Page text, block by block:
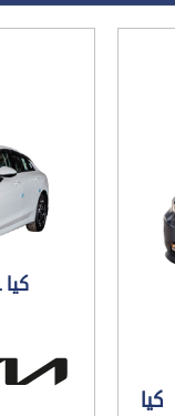
كيا
كيا K5 2.5 GL بصمه 2...